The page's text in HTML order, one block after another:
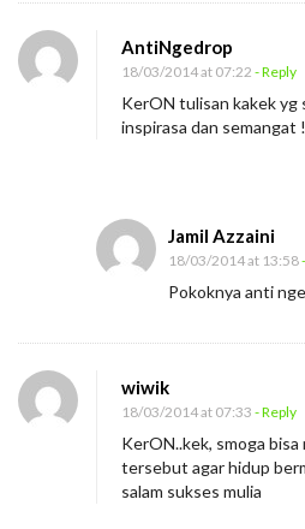
AntiNgedrop
18/03/2014 at 07:22 - Reply
KerON tulisan kakek yg
inspirasa dan semangat
Jamil Azzaini
18/03/2014 at 13:58
Pokoknya anti
wiwik
18/03/2014 at 07:33 - Reply
KerON..kek, smoga bisa
tersebut agar hidup
salam sukses mulia